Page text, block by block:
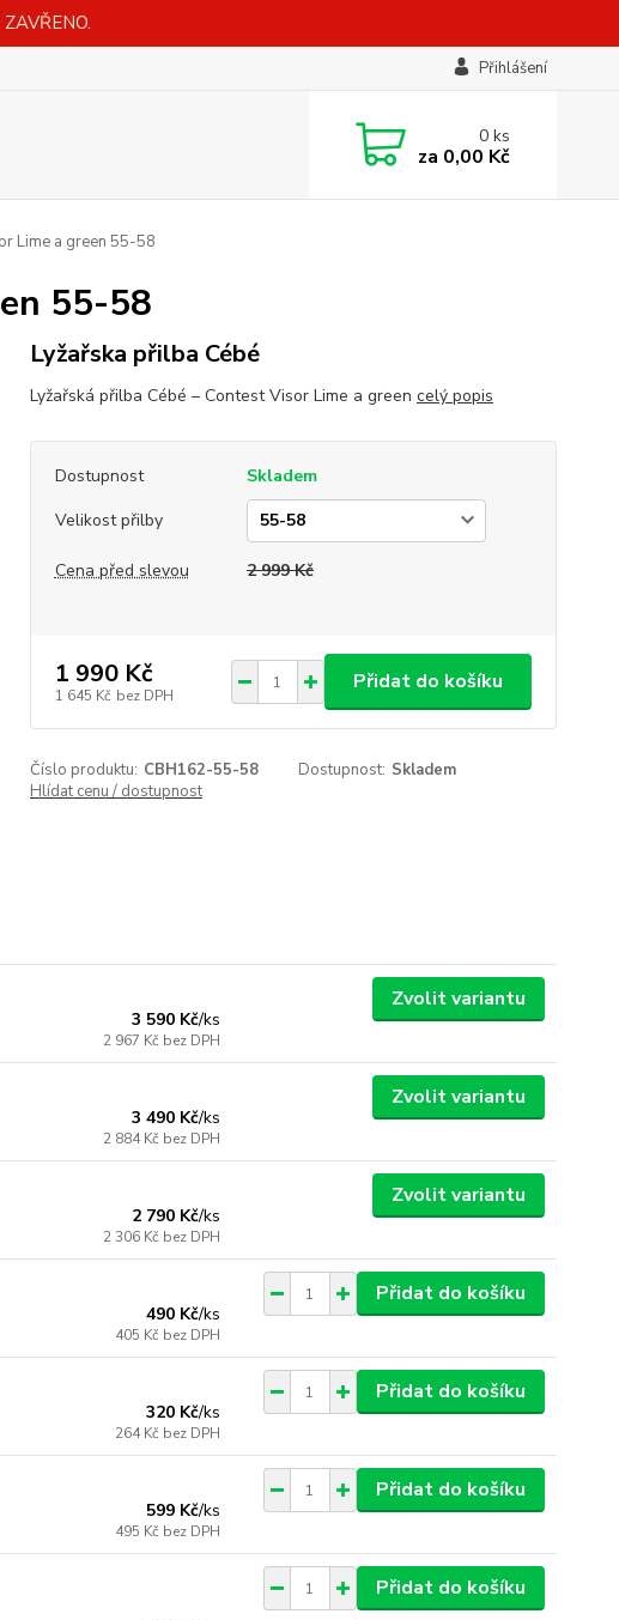
Přihlášení
0ks
za 0,00 Kč
Lime a green 55-58
55-58
Lyžařska přilba Cébé
Lyžařská přilba Cébé – Contest Visor Lime a green celý popis
Dostupnost
Skladem
Velikost přilby
Cena před slevou 2 999 Kč
1 990 Kč
1 645 Kč bez DPH
Přidat do košíku
Číslo produktu: CBH162-55-58 Dostupnost: Skladem
Hlídat cenu / dostupnost
3 590 Kč/ks
2 967 Kč bez DPH
Zvolit variantu
3 490 Kč/ks
2 884 Kč bez DPH
Zvolit variantu
2 790 Kč/ks
2 306 Kč bez DPH
Zvolit variantu
490 Kč/ks
405 Kč bez DPH
Přidat do košíku
320 Kč/ks
264 Kč bez DPH
Přidat do košíku
599 Kč/ks
495 Kč bez DPH
Přidat do košíku
Přidat do košíku